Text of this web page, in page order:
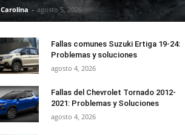
Carolina - agosto 5, 2026
Fallas comunes Suzuki Ertiga 19-24:
Problemas y soluciones
agosto 4, 2026
Fallas del Chevrolet Tornado 2012-
2021: Problemas y Soluciones
agosto 4, 2026